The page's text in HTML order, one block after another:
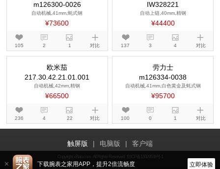
m126300-0026
自动机械,41mm,蚝式钢
¥73600
105 2 1 对比
IW328221
自动上链,40mm,精钢
¥44400
137 3 4 对比
欧米茄
217.30.42.21.01.001
自动机械,42mm,精钢
¥66500
236 4 22 对比
下载腕表之家用APP，提升2倍流畅度 立即体验